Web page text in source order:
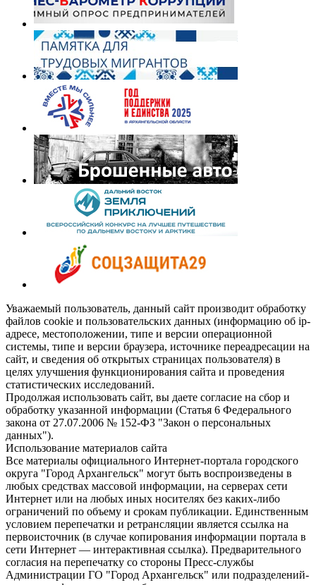
Уважаемый пользователь, данный сайт производит обработку
файлов cookie и пользовательских данных (информацию об ip-
адресе, местоположении, типе и версии операционной
системы, типе и версии браузера, источнике переадресации на
сайт, и сведения об открытых страницах пользователя) в
целях улучшения функционирования сайта и проведения
статистических исследований.
Продолжая использовать сайт, вы даете согласие на сбор и
обработку указанной информации (Статья 6 Федерального
закона от 27.07.2006 № 152-ФЗ "Закон о персональных
данных").
Использование материалов сайта
Все материалы официального Интернет-портала городского
округа "Город Архангельск" могут быть воспроизведены в
любых средствах массовой информации, на серверах сети
Интернет или на любых иных носителях без каких-либо
ограничений по объему и срокам публикации. Единственным
условием перепечатки и ретрансляции является ссылка на
первоисточник (в случае копирования информации портала в
сети Интернет — интерактивная ссылка). Предварительного
согласия на перепечатку со стороны Пресс-службы
Администрации ГО "Город Архангельск" или подразделений-